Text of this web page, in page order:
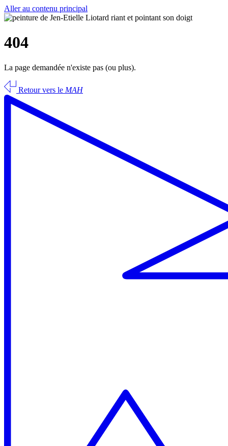
Aller au contenu principal
404
La page demandée n'existe pas (ou plus).
Retour vers le MAH